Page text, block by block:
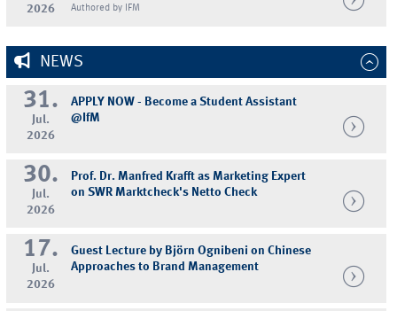
2026
Authored by IFM
NEWS
31.
Jul.
2026
APPLY NOW - Become a Student Assistant
@IfM
30.
Jul.
2026
Prof. Dr. Manfred Krafft as Marketing Expert
on SWR Marktcheck's Netto Check
17.
Jul.
2026
Guest Lecture by Björn Ognibeni on Chinese
Approaches to Brand Management